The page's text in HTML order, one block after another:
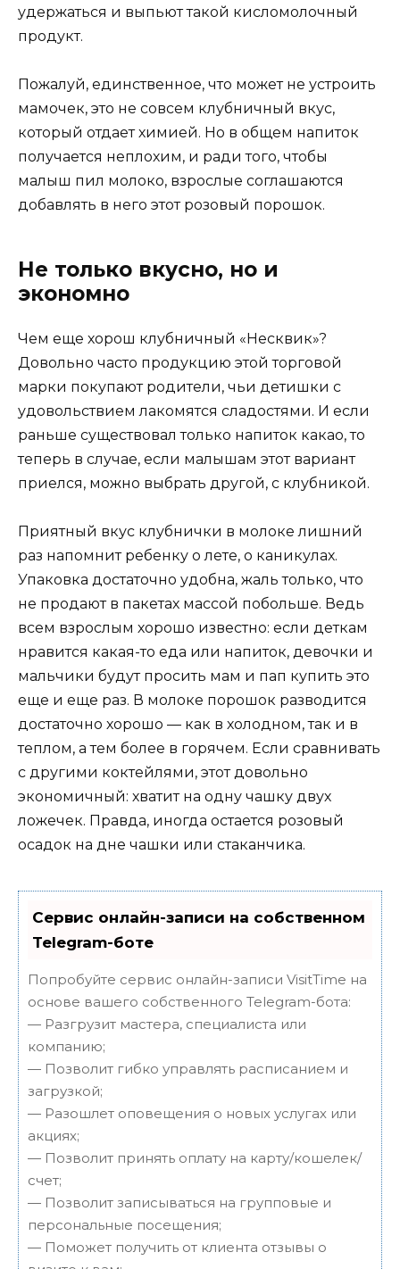
удержаться и выпьют такой кисломолочный
продукт.
Пожалуй, единственное, что может не устроить
мамочек, это не совсем клубничный вкус,
который отдает химией. Но в общем напиток
получается неплохим, и ради того, чтобы
малыш пил молоко, взрослые соглашаются
добавлять в него этот розовый порошок.
Не только вкусно, но и
экономно
Чем еще хорош клубничный «Несквик»?
Довольно часто продукцию этой торговой
марки покупают родители, чьи детишки с
удовольствием лакомятся сладостями. И если
раньше существовал только напиток какао, то
теперь в случае, если малышам этот вариант
приелся, можно выбрать другой, с клубникой.
Приятный вкус клубнички в молоке лишний
раз напомнит ребенку о лете, о каникулах.
Упаковка достаточно удобна, жаль только, что
не продают в пакетах массой побольше. Ведь
всем взрослым хорошо известно: если деткам
нравится какая-то еда или напиток, девочки и
мальчики будут просить мам и пап купить это
еще и еще раз. В молоке порошок разводится
достаточно хорошо — как в холодном, так и в
теплом, а тем более в горячем. Если сравнивать
с другими коктейлями, этот довольно
экономичный: хватит на одну чашку двух
ложечек. Правда, иногда остается розовый
осадок на дне чашки или стаканчика.
Сервис онлайн-записи на собственном
Telegram-боте
Попробуйте сервис онлайн-записи VisitTime на
основе вашего собственного Telegram-бота:
— Разгрузит мастера, специалиста или
компанию;
— Позволит гибко управлять расписанием и
загрузкой;
— Разошлет оповещения о новых услугах или
акциях;
— Позволит принять оплату на карту/кошелек/
счет;
— Позволит записываться на групповые и
персональные посещения;
— Поможет получить от клиента отзывы о